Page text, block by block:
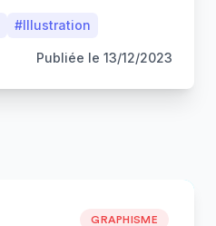
#Illustration
Publiée le 13/12/2023
GRAPHISME